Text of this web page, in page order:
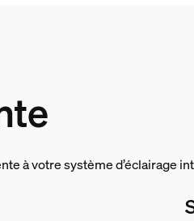
à votre système d’éclairage